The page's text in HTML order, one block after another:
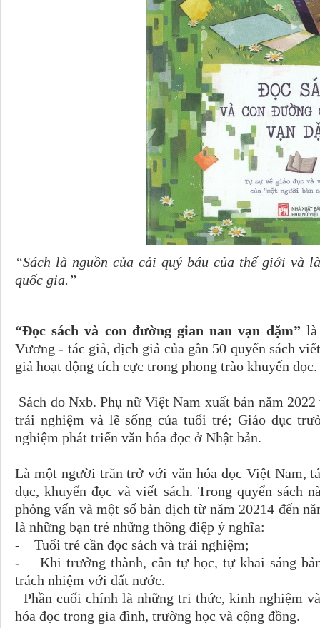
“Sách là nguồn của cải quý báu của thế giới và
quốc gia.”
“Đọc sách và con đường gian nan vạn dặm”
Vương - tác giả, dịch giả của gần 50 quyển sách
giả hoạt động tích cực trong phong trào khuyến
Sách do Nxb. Phụ nữ Việt Nam xuất bản năm
trải nghiệm và lẽ sống của tuổi trẻ; Giáo dục
nghiệm phát triển văn hóa đọc ở Nhật bản.
Là một người trăn trở với văn hóa đọc Việt Nam,
dục, khuyến đọc và viết sách. Trong quyển
phỏng vấn và một số bản dịch từ năm 20214 đến
là những bạn trẻ những thông điệp ý nghĩa:
- Tuổi trẻ cần đọc sách và trải nghiệm;
- Khi trưởng thành, cần tự học, tự khai sáng
trách nhiệm với đất nước.
Phần cuối chính là những tri thức, kinh nghiệm
hóa đọc trong gia đình, trường học và cộng đồng.